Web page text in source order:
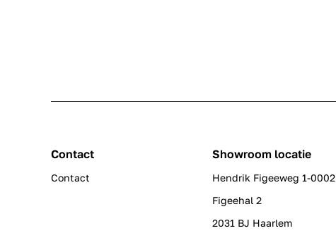
Contact
Contact
Showroom locatie
Hendrik Figeeweg 1-0002
Figeehal 2
2031 BJ Haarlem